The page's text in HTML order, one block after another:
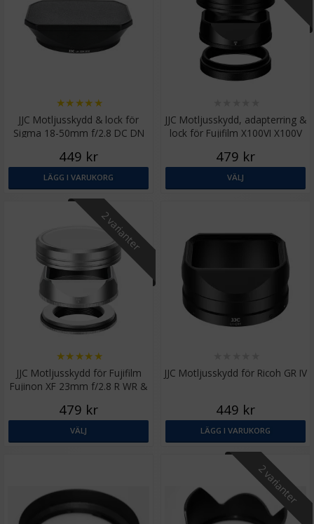
JJC Motljusskydd & lock för
Sigma 18-50mm f/2.8 DC DN
★★★★★
449 kr
LÄGG I VARUKORG
JJC Motljusskydd, adapterring &
lock för Fujifilm X100VI X100V
479 kr
VÄLJ
2 varianter
JJC Motljusskydd för Fujifilm
Fujinon XF 23mm f/2.8 R WR &
★★★★★
479 kr
VÄLJ
JJC Motljusskydd för Ricoh GR IV
449 kr
LÄGG I VARUKORG
2 varianter